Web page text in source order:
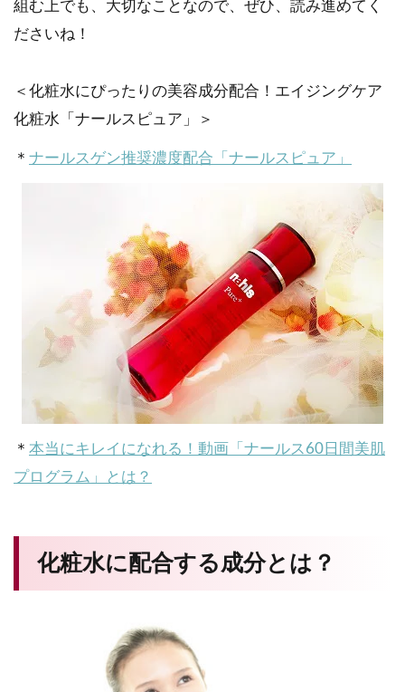
組む上でも、大切なことなので、ぜひ、読み進めてく
ださいね！
＜化粧水にぴったりの美容成分配合！エイジングケア
化粧水「ナールスピュア」＞
＊ ナールスゲン推奨濃度配合「ナールスピュア」
＊ 本当にキレイになれる！動画「ナールス60日間美肌
プログラム」とは？
化粧水に配合する成分とは？